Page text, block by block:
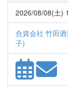
2026/08/08(土)
合資会社 竹田
子)